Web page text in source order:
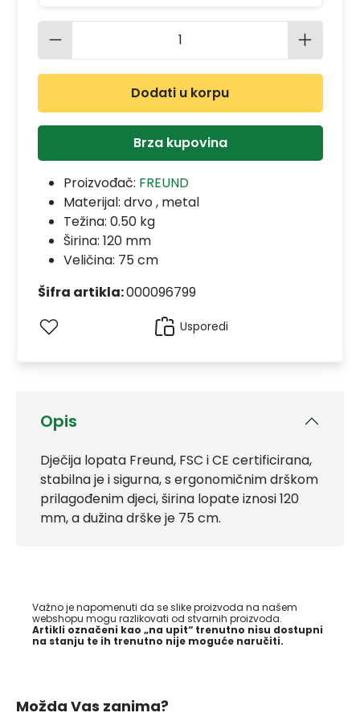
Opis
Dječija lopata Freund, FSC i CE certificirana,
stabilna je i sigurna, s ergonomičnim drškom
prilagođenim djeci, širina lopate iznosi 120
mm, a dužina drške je 75 cm.
Važno je napomenuti da se slike proizvoda na našem
webshopu mogu razlikovati od stvarnih proizvoda.
Artikli označeni kao „na upit“ trenutno nisu dostupni
na stanju te ih trenutno nije moguće naručiti.
Količina proizvoda: Unesite
Dodati u korpu
Brza kupovina
Proizvođač: FREUND
Materijal: drvo , metal
Težina: 0.50 kg
Širina: 120 mm
Veličina: 75 cm
Šifra artikla:000096799
Usporedi
Možda Vas zanima?